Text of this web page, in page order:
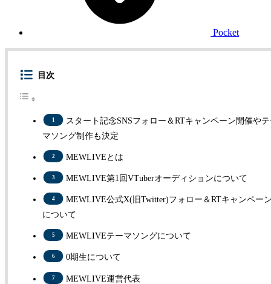
Pocket
目次
スタート記念SNSフォロー＆RTキャンペーン開催や
マソング制作も決定
MEWLIVEとは
MEWLIVE第1回VTuberオーディションについて
MEWLIVE公式X(旧Twitter)フォロー＆RTキャンペー
について
MEWLIVEテーマソングについて
0期生について
MEWLIVE運営代表